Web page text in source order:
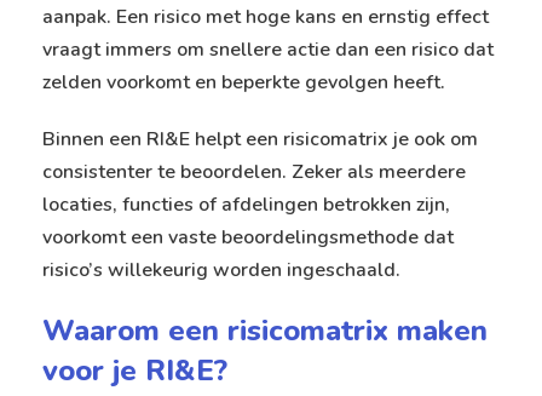
aanpak. Een risico met hoge kans en ernstig effect
vraagt immers om snellere actie dan een risico dat
zelden voorkomt en beperkte gevolgen heeft.
Binnen een RI&E helpt een risicomatrix je ook om
consistenter te beoordelen. Zeker als meerdere
locaties, functies of afdelingen betrokken zijn,
voorkomt een vaste beoordelingsmethode dat
risico’s willekeurig worden ingeschaald.
Waarom een risicomatrix maken
voor je RI&E?